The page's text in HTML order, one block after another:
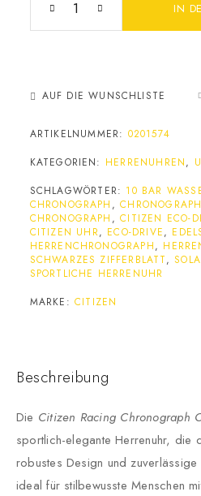
IN
AUF DIE WUNSCHLISTE
ARTIKELNUMMER: 0201574
KATEGORIEN: HERRENUHREN,
SCHLAGWÖRTER: 10 BAR
CHRONOGRAPH ,
CHRONOGRAPH ,CITIZEN ECO-
CITIZEN UHR, ECO-DRIVE,
HERRENCHRONOGRAPH,
SCHWARZES ZIFFERBLATT,
SPORTLICHE HERRENUHR
MARKE: CITIZEN
Beschreibung
Die Citizen Racing Chronograph
sportlich-elegante Herrenuhr, die
robustes Design und zuverlässige
ideal für stilbewusste Menschen